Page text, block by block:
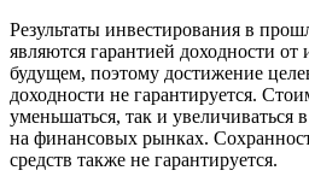
Результаты инвестирования в
являются гарантией доходности от
будущем, поэтому достижение
доходности не гарантируется.
уменьшаться, так и увеличиваться
на финансовых рынках.
средств также не гарантируется.